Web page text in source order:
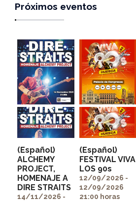
Próximos eventos
" alt=""
itemprop="image">
(Español)
ALCHEMY
PROJECT,
HOMENAJE A
DIRE STRAITS
14/11/2026 -
" alt=""
itemprop="image">
(Español)
FESTIVAL VIVA
LOS 90s
12/09/2026 -
12/09/2026
21:00 horas